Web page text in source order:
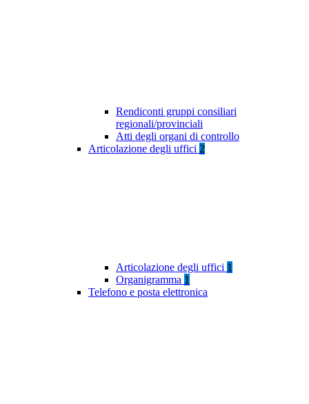
Rendiconti gruppi consiliari
regionali/provinciali
Atti degli organi di controllo
Articolazione degli uffici 2
Articolazione degli uffici 1
Organigramma 1
Telefono e posta elettronica